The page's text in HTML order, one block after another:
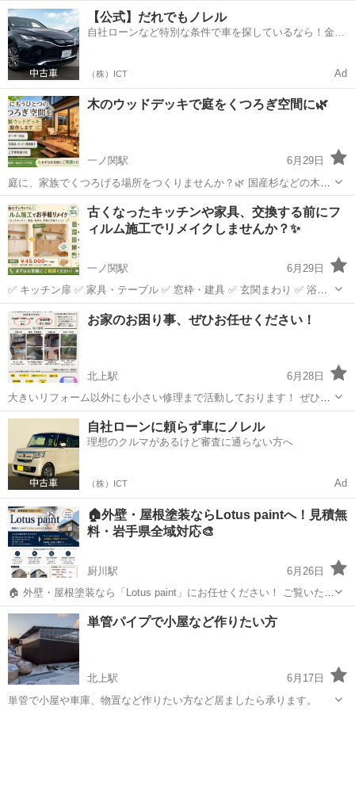
気・ニオイ・壁の汚れが気になる方におすすめです！ ✅ 調湿・消臭効
果 ✅ 自然素材ならではのやさしい質感 ✅ リビング・玄関・寝室・ト
イレ・洗面室...
岩手 一関市 一ノ関駅 リフォーム
【公式】だれでもノレル
自社ローンなど特別な条件で車を探しているなら！金利
（株）ICT Ad
木のウッドデッキで庭をくつろぎ空間に🌿
一ノ関駅
6月29日
庭に、家族でくつろげる場所をつくりませんか？🌿 国産杉などの木材
を使った、木製ウッドデッキ・フェンスを製作します🪵 ✅ ご希望サイ
ズでオーダー対応 ✅ ご予算に合わせて仕様をご提案 ✅ 完成品・DIY用
キット...
岩手 一関市 一ノ関駅 ウッドデッキ
古くなったキッチンや家具、交換する前にフ
ィルム施工でリメイクしませんか？✨
一ノ関駅
6月29日
✅ キッチン扉 ✅ 家具・テーブル ✅ 窓枠・建具 ✅ 玄関まわり ✅ 浴室
など ※施工条件あり 既存のものを活かすので、大掛かりなリフォーム
より費用を抑えながら、見た目を大きく変えられます😊 ※画像のよう
に...
岩手 一関市 一ノ関駅 その他 防犯
お家のお困り事、ぜひお任せください！
北上駅
6月28日
大きいリフォーム以外にも小さい修理まで活動しております！ ぜひご
連絡よろしくお願い致します！ エコ補助金事業者なので、お悩みの方
お問い合わせ下さい。
岩手 北上市 北上駅 リフォーム
自社ローンに頼らず車にノレル
理想のクルマがあるけど審査に通らない方へ
（株）ICT Ad
🏠外壁・屋根塗装ならLotus paintへ！見積無
料・岩手県全域対応🎨
厨川駅
6月26日
🏠 外壁・屋根塗装なら「Lotus paint」にお任せください！ ご覧いただ
きありがとうございます！ Lotus paintでは、外壁塗装・屋根塗装・各
種塗装工事を承っております。 「そろそろ塗り替え時期かな？」 「...
岩手 盛岡市 厨川駅 その他 外壁
単管パイプで小屋など作りたい方
北上駅
6月17日
単管で小屋や車庫、物置など作りたい方など居ましたら承ります。